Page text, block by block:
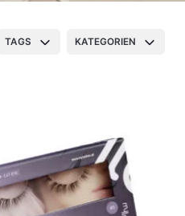
TAGS KATEGORIEN